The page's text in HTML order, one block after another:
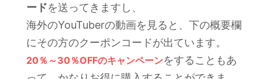
ードを送ってきますし、
海外のYouTuberの動画を見ると、下の概要欄
にその方のクーポンコードが出ています。
20％～30％OFFのキャンペーンをすることもあ